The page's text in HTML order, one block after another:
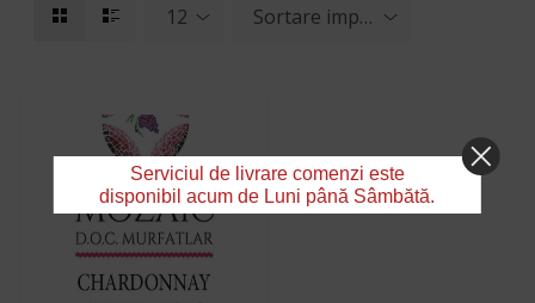
12 Sortare implicită
Serviciul de livrare comenzi este
disponibil acum de Luni până Sâmbătă.